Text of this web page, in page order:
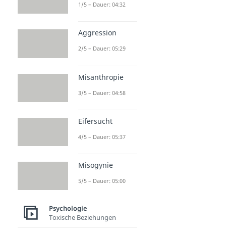
1/5 – Dauer: 04:32
Aggression
2/5 – Dauer: 05:29
Misanthropie
3/5 – Dauer: 04:58
Eifersucht
4/5 – Dauer: 05:37
Misogynie
5/5 – Dauer: 05:00
Psychologie
Toxische Beziehungen